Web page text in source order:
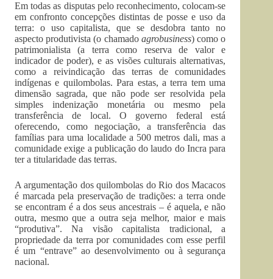
Em todas as disputas pelo reconhecimento, colocam-se
em confronto concepções distintas de posse e uso da
terra: o uso capitalista, que se desdobra tanto no
aspecto produtivista (o chamado agrobusiness) como o
patrimonialista (a terra como reserva de valor e
indicador de poder), e as visões culturais alternativas,
como a reivindicação das terras de comunidades
indígenas e quilombolas. Para estas, a terra tem uma
dimensão sagrada, que não pode ser resolvida pela
simples indenização monetária ou mesmo pela
transferência de local. O governo federal está
oferecendo, como negociação, a transferência das
famílias para uma localidade a 500 metros dali, mas a
comunidade exige a publicação do laudo do Incra para
ter a titularidade das terras.
A argumentação dos quilombolas do Rio dos Macacos
é marcada pela preservação de tradições: a terra onde
se encontram é a dos seus ancestrais – é aquela, e não
outra, mesmo que a outra seja melhor, maior e mais
“produtiva”. Na visão capitalista tradicional, a
propriedade da terra por comunidades com esse perfil
é um “entrave” ao desenvolvimento ou à segurança
nacional.